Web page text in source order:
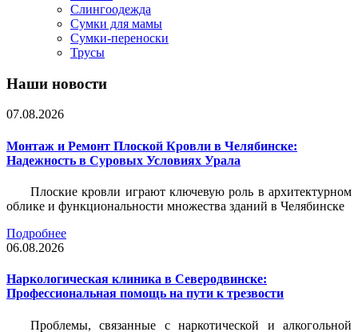
Слингоодежда
Сумки для мамы
Сумки-переноски
Трусы
Наши новости
07.08.2026
Монтаж и Ремонт Плоской Кровли в Челябинске:
Надежность в Суровых Условиях Урала
Плоские кровли играют ключевую роль в архитектурном
облике и функциональности множества зданий в Челябинске
Подробнее
06.08.2026
Наркологическая клиника в Северодвинске:
Профессиональная помощь на пути к трезвости
Проблемы, связанные с наркотической и алкогольной